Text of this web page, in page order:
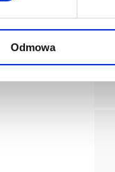
Odmowa